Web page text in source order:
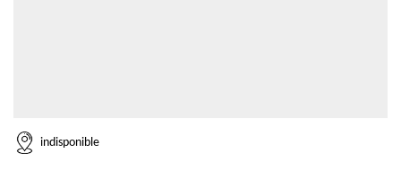
indisponible